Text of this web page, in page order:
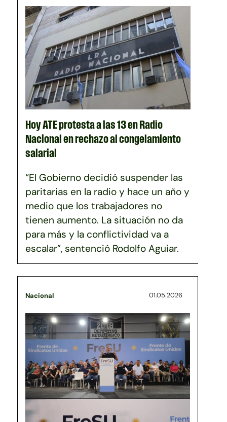
Hoy ATE protesta a las 13 en Radio
Nacional en rechazo al congelamiento
salarial
“El Gobierno decidió suspender las
paritarias en la radio y hace un año y
medio que los trabajadores no
tienen aumento. La situación no da
para más y la conflictividad va a
escalar”, sentenció Rodolfo Aguiar.
Nacional 01.05.2026